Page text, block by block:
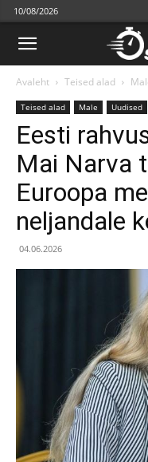
10/08/2026
Avaleht Teised alad
Teised alad Male Uudised
Eesti
Mai Narva
Euroopa
neljandale
04.06.2026